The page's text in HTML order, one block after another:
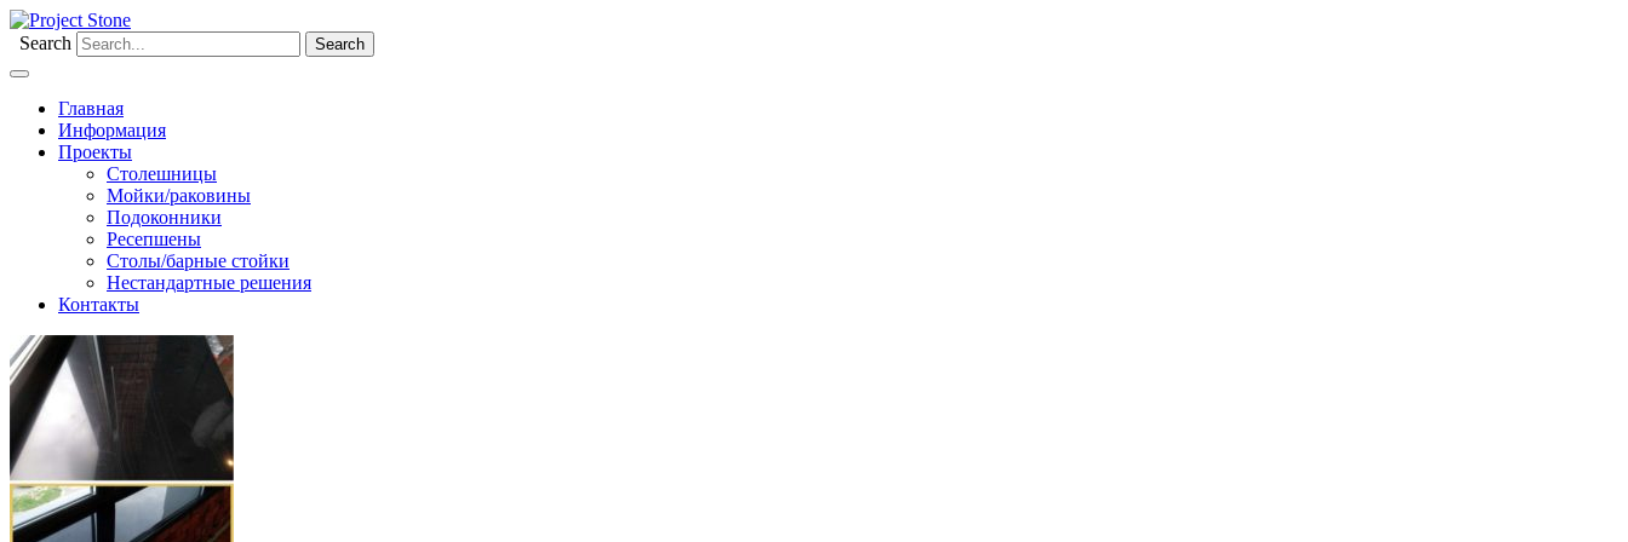
Search
Главная
Информация
Проекты
Столешницы
Мойки/раковины
Подоконники
Ресепшены
Столы/барные стойки
Нестандартные решения
Контакты